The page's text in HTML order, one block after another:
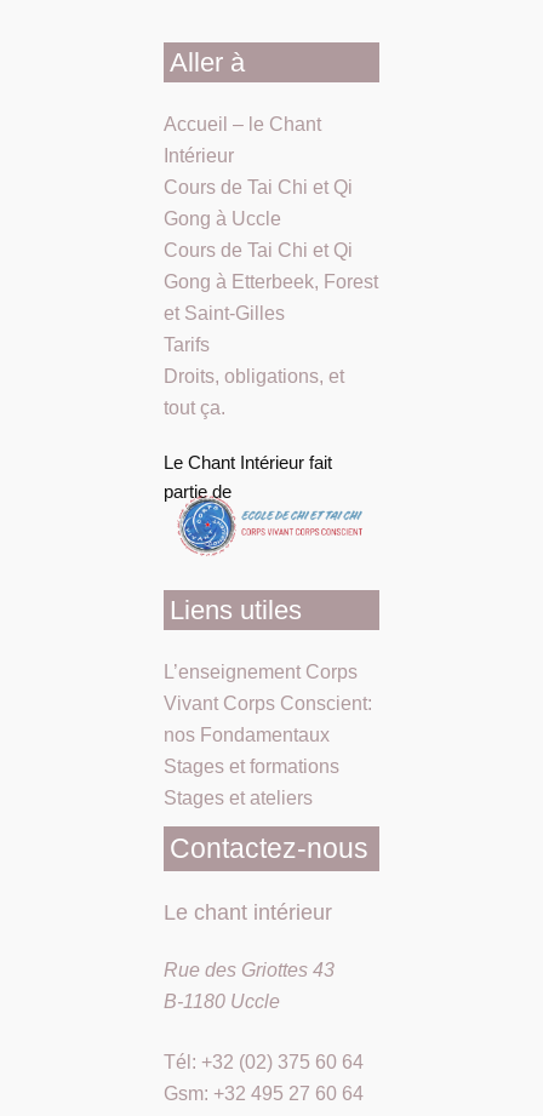
Aller à
Accueil – le Chant
Intérieur
Cours de Tai Chi et Qi
Gong à Uccle
Cours de Tai Chi et Qi
Gong à Etterbeek, Forest
et Saint-Gilles
Tarifs
Droits, obligations, et
tout ça.
Le Chant Intérieur fait
partie de
Liens utiles
L’enseignement Corps
Vivant Corps Conscient:
nos Fondamentaux
Stages et formations
Stages et ateliers
Contactez-nous
Le chant intérieur
Rue des Griottes 43
B-1180 Uccle
Tél: +32 (02) 375 60 64
Gsm: +32 495 27 60 64